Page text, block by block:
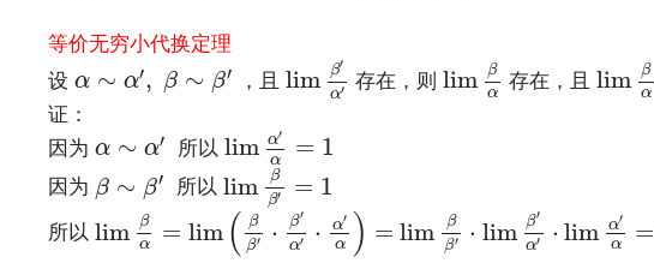
等价无穷小代换定理
设 α ∼ α′, β ∼ β′
α ′,β ∼β ，且lim β′
α′
β′α
存在，则lim
β
α
βα
存在，且lim
β
α
βα
证：
因为 α ∼ α′
α ′ 所以 lim α′
α = 1
lim α′α
因为 β ∼ β′
β ′ 所以lim
β
β′ = 1
ββ
所以 lim
β
α
= lim (
β
β′ ⋅ β′
α′ ⋅ α′
α ) = lim
β
β′ ⋅ lim β′
α′ ⋅ lim α′
α =
βα β ′⋅ β′ α′ α )= ⋅lim ⋅lim =